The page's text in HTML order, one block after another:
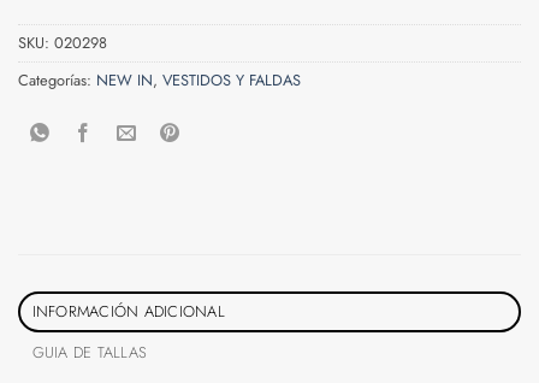
SKU: 020298
Categorías: NEW IN, VESTIDOS Y FALDAS
INFORMACIÓN ADICIONAL
GUIA DE TALLAS